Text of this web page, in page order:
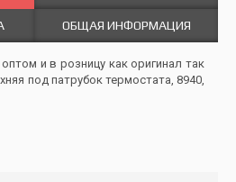
ОБЩАЯ ИНФОРМАЦИЯ
и в розницу как оригинал так
под патрубок термостата, 8940,